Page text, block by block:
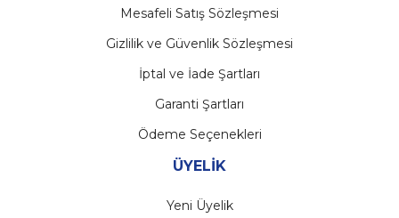
Mesafeli Satış Sözleşmesi
Gizlilik ve Güvenlik Sözleşmesi
İptal ve İade Şartları
Garanti Şartları
Ödeme Seçenekleri
ÜYELİK
Yeni Üyelik